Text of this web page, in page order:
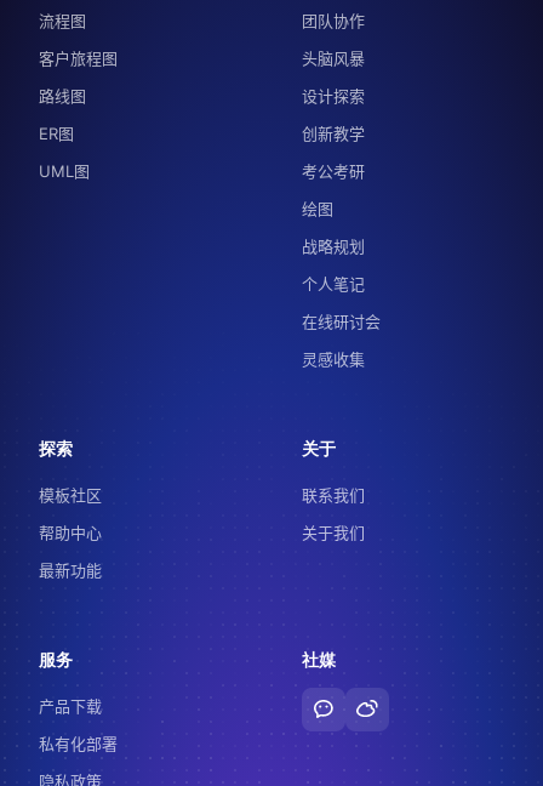
流程图
客户旅程图
路线图
ER图
UML图
团队协作
头脑风暴
设计探索
创新教学
考公考研
绘图
战略规划
个人笔记
在线研讨会
灵感收集
探索
模板社区
帮助中心
最新功能
关于
联系我们
关于我们
服务
产品下载
私有化部署
隐私政策
社媒